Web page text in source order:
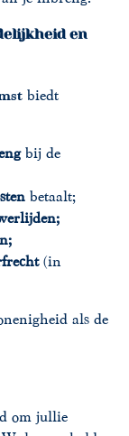
en
biedt
bij de
betaalt;
;
;
(in
als de
om jullie